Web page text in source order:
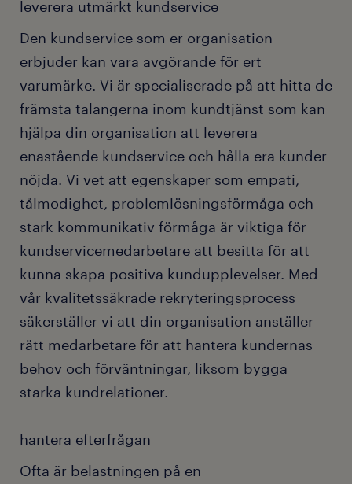
leverera utmärkt kundservice
Den kundservice som er organisation
erbjuder kan vara avgörande för ert
varumärke. Vi är specialiserade på att hitta de
främsta talangerna inom kundtjänst som kan
hjälpa din organisation att leverera
enastående kundservice och hålla era kunder
nöjda. Vi vet att egenskaper som empati,
tålmodighet, problemlösningsförmåga och
stark kommunikativ förmåga är viktiga för
kundservicemedarbetare att besitta för att
kunna skapa positiva kundupplevelser. Med
vår kvalitetssäkrade rekryteringsprocess
säkerställer vi att din organisation anställer
rätt medarbetare för att hantera kundernas
behov och förväntningar, liksom bygga
starka kundrelationer.
hantera efterfrågan
Ofta är belastningen på en